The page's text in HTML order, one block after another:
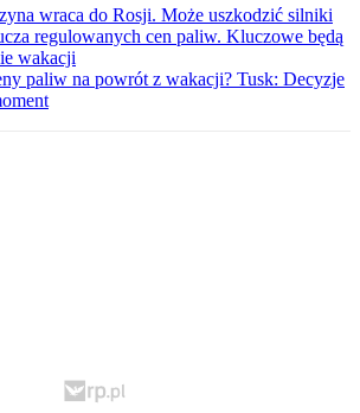
wraca do Rosji. Może uszkodzić silniki
regulowanych cen paliw. Kluczowe będą
wakacji
paliw na powrót z wakacji? Tusk: Decyzje